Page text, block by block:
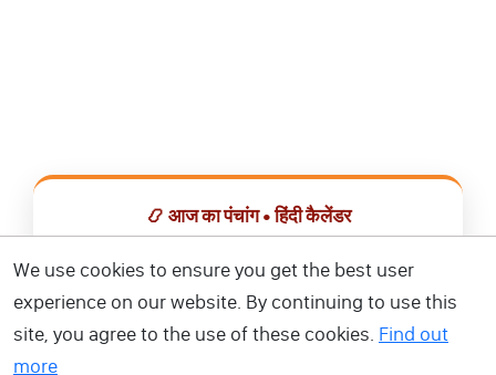
📿 आज का पंचांग • हिंदी कैलेंडर
📅 हिंदी कैलेंडर ऐप डाउनलोड करें
We use cookies to ensure you get the best user
experience on our website. By continuing to use this
site, you agree to the use of these cookies. Find out
more